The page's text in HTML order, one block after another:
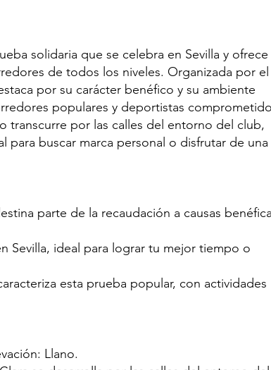
solidaria que se celebra en Sevilla y ofrece
de todos los niveles. Organizada por el
por su carácter benéfico y su ambiente
populares y deportistas
transcurre por las calles del entorno del club,
buscar marca personal o disfrutar de una
parte de la recaudación a causas
Sevilla, ideal para lograr tu mejor tiempo o
esta prueba popular, con actividades
Llano.